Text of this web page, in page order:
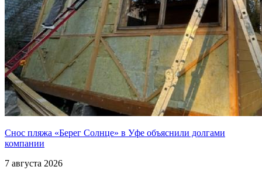
Снос пляжа «Берег Солнце» в Уфе объяснили долгами
компании
7 августа 2026